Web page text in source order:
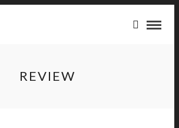
REVIEW